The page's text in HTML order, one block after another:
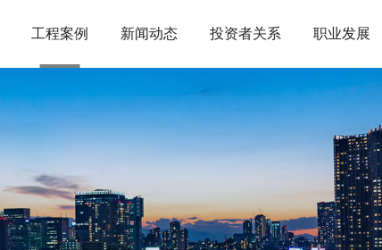
工程案例 新闻动态 投资者关系 职业发展